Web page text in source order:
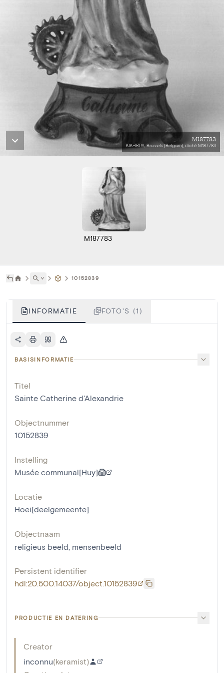
M187783
KIK-IRPA, Brussels (Belgium), cliché M187783
M187783
˅ 10152839
INFORMATIE FOTO'S (1)
BASISINFORMATIE
Titel
Sainte Catherine d'Alexandrie
Objectnummer
10152839
Instelling
Musée communal[Huy]
Locatie
Hoei[deelgemeente]
Objectnaam
religieus beeld mensenbeeld
Persistent identifier
hdl:20.500.14037/object.10152839
PRODUCTIE EN DATERING
Creator
inconnu(keramist)